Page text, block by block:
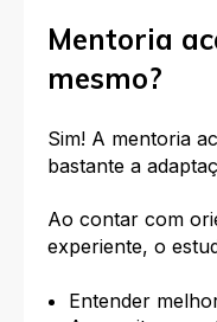
Mentoria
mesmo?
Sim! A mentoria
bastante a
Ao contar com
experiente, o
Entender